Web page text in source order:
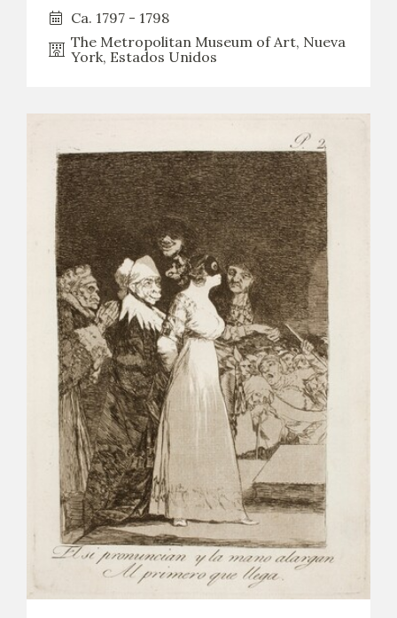
Ca. 1797 - 1798
The Metropolitan Museum of Art, Nueva
York, Estados Unidos